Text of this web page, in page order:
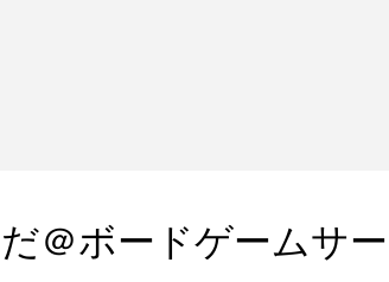
＠ボードゲームサ